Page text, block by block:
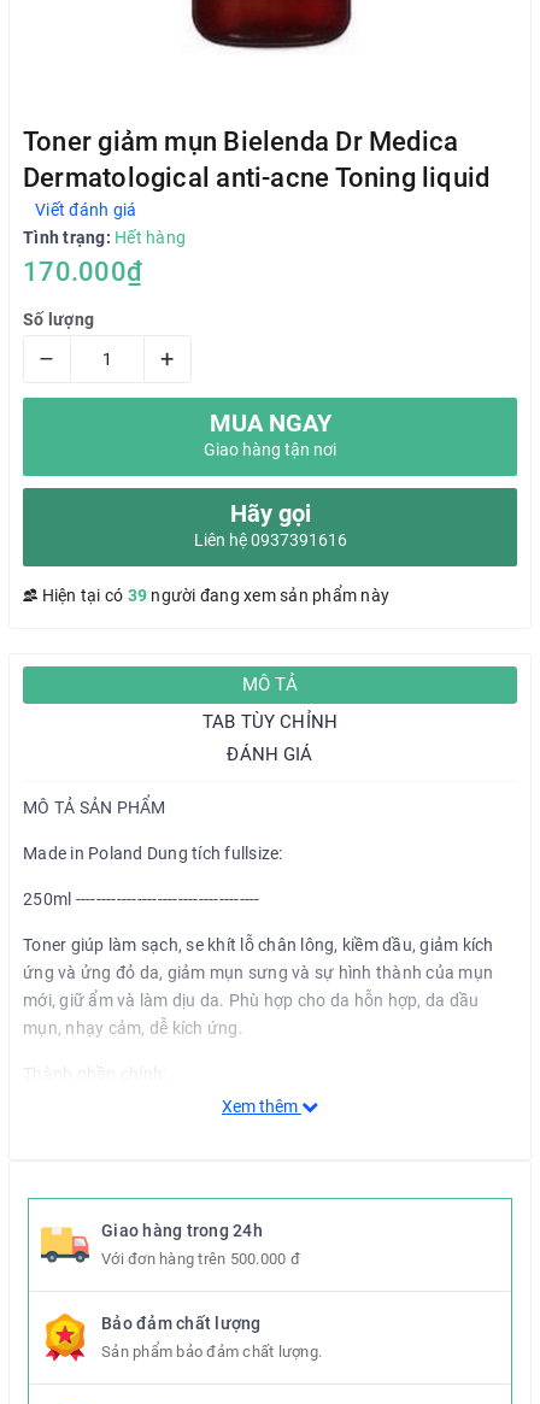
Toner giảm mụn Bielenda Dr Medica
Dermatological anti-acne Toning liquid
Viết đánh giá
Tình trạng: Hết hàng
170.000₫
Số lượng
– +
MUA NGAY
Giao hàng tận nơi
Hãy gọi
Liên hệ 0937391616
Hiện tại có 39 người đang xem sản phẩm này
MÔ TẢ
TAB TÙY CHỈNH
ĐÁNH GIÁ
MÔ TẢ SẢN PHẨM
Made in Poland Dung tích fullsize:
250ml ------------------------------------
Toner giúp làm sạch, se khít lỗ chân lông, kiềm dầu, giảm kích
ứng và ửng đỏ da, giảm mụn sưng và sự hình thành của mụn
mới, giữ ẩm và làm dịu da. Phù hợp cho da hỗn hợp, da dầu
mụn, nhạy cảm, dễ kích ứng.
Thành phần chính:
- Panthenol (B5)
-Glycerin Hướng dẫn sử dụng: cho một lượng toner vừa đủ ra
Xem thêm
Giao hàng trong 24h
Với đơn hàng trên 500.000 đ
Bảo đảm chất lượng
Sản phẩm bảo đảm chất lượng.